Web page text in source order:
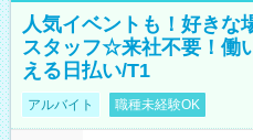
人気イベントも！好きな
スタッフ☆来社不要！働
える日払い/T1
アルバイト 職種未経験OK